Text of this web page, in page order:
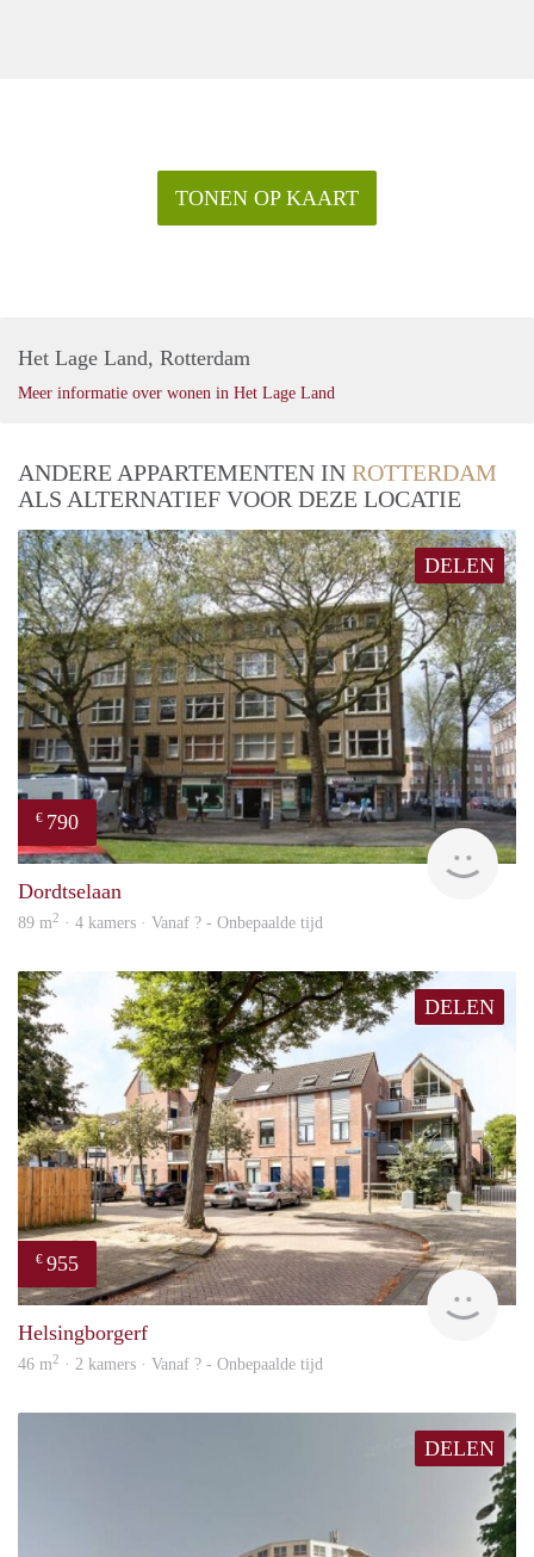
TONEN OP KAART
Het Lage Land, Rotterdam
Meer informatie over wonen in Het Lage Land
ANDERE APPARTEMENTEN IN ROTTERDAM
ALS ALTERNATIEF VOOR DEZE LOCATIE
DELEN
€ 790
Dordtselaan
89 m2 · 4 kamers · Vanaf ? - Onbepaalde tijd
DELEN
€ 955
Helsingborgerf
46 m2 · 2 kamers · Vanaf ? - Onbepaalde tijd
DELEN